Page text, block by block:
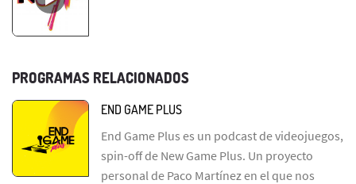
PROGRAMAS RELACIONADOS
END GAME PLUS
End Game Plus es un podcast de videojuegos,
spin-off de New Game Plus. Un proyecto
personal de Paco Martínez en el que nos